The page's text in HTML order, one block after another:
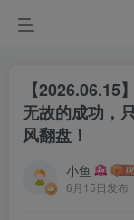
【2026.06.15
无故的成功，
风翻盘！
小鱼
6月15日发布